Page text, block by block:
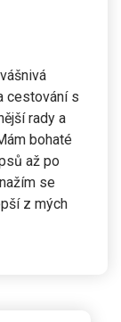
cestování s
rady a
bohaté
až po
se
z mých